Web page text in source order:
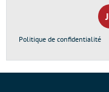
Politique de confidentialité